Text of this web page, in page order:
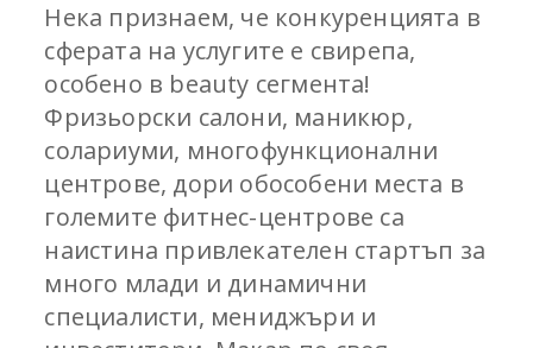
Нека признаем, че конкуренцията в
сферата на услугите е свирепа,
особено в beauty сегмента!
Фризьорски салони, маникюр,
солариуми, многофункционални
центрове, дори обособени места в
големите фитнес-центрове са
наистина привлекателен стартъп за
много млади и динамични
специалисти, мениджъри и